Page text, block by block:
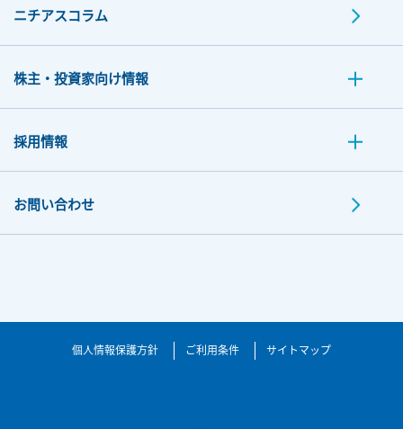
ニチアスコラム
株主・投資家向け情報
採用情報
お問い合わせ
個人情報保護方針 ご利用条件 サイトマップ